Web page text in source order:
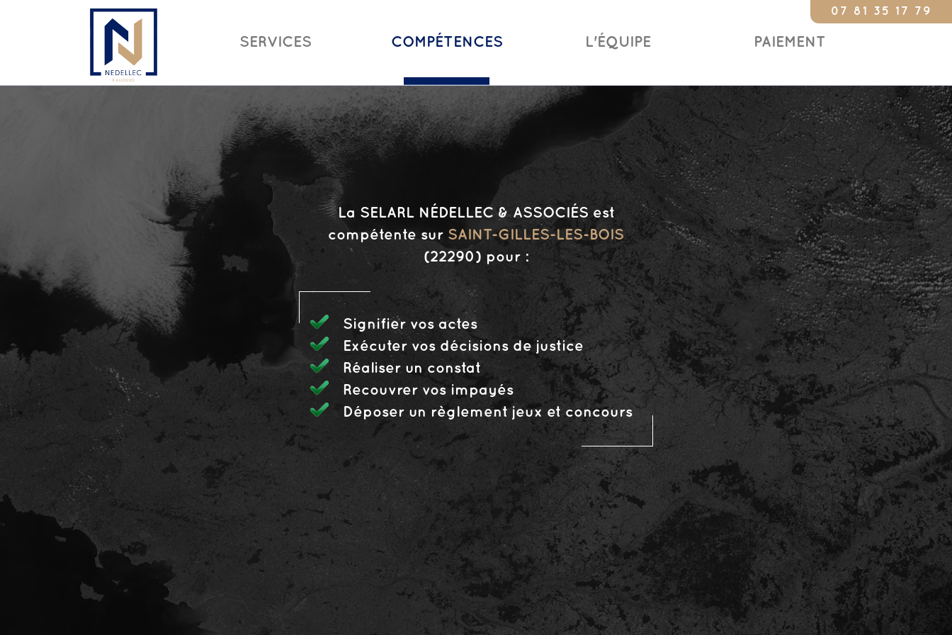
SERVICES COMPÉTENCES L'ÉQUIPE PAIEMENT
Constat 24/24
07 81 35 17 79
La SELARL NÉDELLEC & ASSOCIÉS est
compétente sur SAINT-GILLES-LES-BOIS
(22290) pour :
Signifier vos actes
Exécuter vos décisions de justice
Réaliser un constat
Recouvrer vos impayés
Déposer un règlement jeux et concours